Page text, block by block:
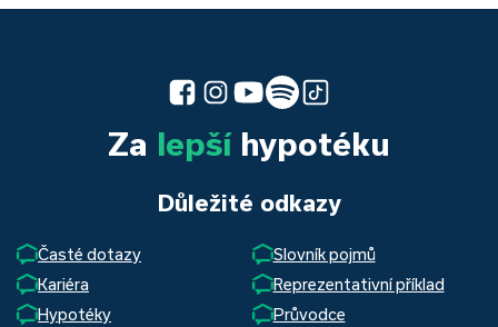
Za lepšíhypotéku
Důležité odkazy
Časté dotazy
Slovník pojmů
Kariéra
Reprezentativní příklad
Hypotéky
Průvodce